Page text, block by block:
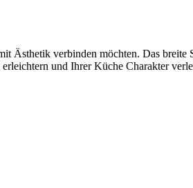
verbinden möchten. Das
und Ihrer Küche Charakter